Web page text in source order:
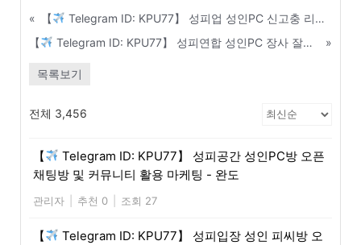
« 【
Telegram ID: KPU77】 성피업 성인PC 신고충 리스트 및 사기피해방 입장 - 영주
【
Telegram ID: KPU77】 성피연합 성인PC 장사 잘되는 매장 찾는 부동산 임장 노하우 - 연천 »
목록보기
전체 3,456
【
Telegram ID: KPU77】 성피공간 성인PC방 오픈
채팅방 및 커뮤니티 활용 마케팅 - 완도
관리자 추천 0 조회 27
【
Telegram ID: KPU77】 성피입장 성인 피씨방 오